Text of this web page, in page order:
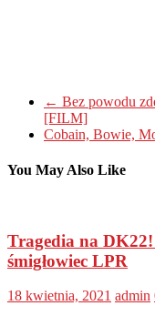
← Bez powodu
[FILM]
Cobain, Bowie,
You May Also Like
Tragedia na
śmigłowiec LPR
18 kwietnia, 2021 admin